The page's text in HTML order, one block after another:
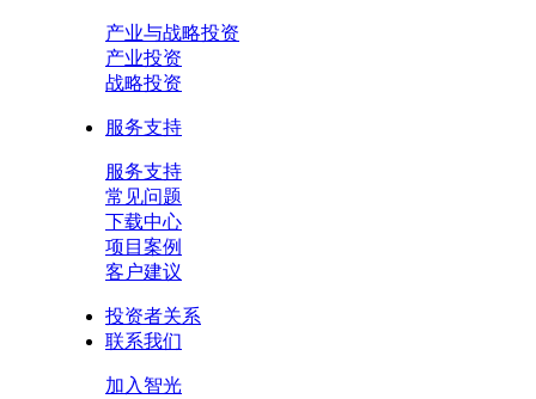
产业与战略投资
产业投资
战略投资
服务支持
服务支持
常见问题
下载中心
项目案例
客户建议
投资者关系
联系我们
加入智光